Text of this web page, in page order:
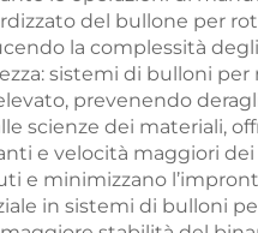
del bullone per
la complessità
sistemi di bulloni
prevenendo
scienze dei materiali,
e velocità maggiori
e minimizzano
in sistemi di bulloni